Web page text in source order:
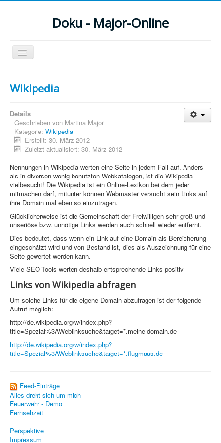
Doku - Major-Online
Navigation
an/aus
Home
PovRay
PHP
Webdesign
CMS
Grafik
Sicherheit
PovRay +
Home
PovRay
PHP
Webdesign
CMS
Grafik
Sicherheit
Home
Wikipedia
Details
Geschrieben von Martina Major
Kategorie: Wikipedia
Erstellt: 30. März 2012
Zuletzt aktualisiert: 30. März 2012
Nennungen in Wikipedia werten eine Seite in jedem Fall auf. Anders
als in diversen wenig benutzten Webkatalogen, ist die Wikipedia
vielbesucht! Die Wikipedia ist ein Online-Lexikon bei dem jeder
mitmachen darf, mitunter können Webmaster versucht sein Links auf
ihre Domain mal eben so einzutragen.
Glücklicherweise ist die Gemeinschaft der Freiwilligen sehr groß und
unseriöse bzw. unnötige Links werden auch schnell wieder entfernt.
Dies bedeutet, dass wenn ein Link auf eine Domain als Bereicherung
eingeschätzt wird und von Bestand ist, dies als Auszeichnung für eine
Seite gewertet werden kann.
Viele SEO-Tools werten deshalb entsprechende Links positiv.
Links von Wikipedia abfragen
Um solche Links für die eigene Domain abzufragen ist der folgende
Aufruf möglich:
http://de.wikipedia.org/w/index.php?
title=Spezial%3AWeblinksuche&target=*.meine-domain.de
http://de.wikipedia.org/w/index.php?
title=Spezial%3AWeblinksuche&target=*.flugmaus.de
Feed-Einträge
Alles dreht sich um mich
Feuerwehr - Demo
Fernsehzeit
Perspektive
Impressum